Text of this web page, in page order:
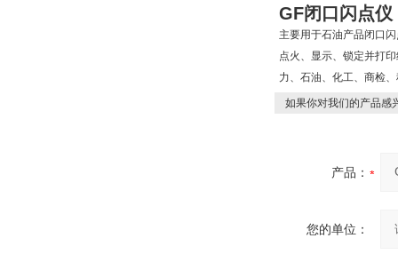
GF闭口闪点仪
主要用于石油产品闭口
点火、显示、锁定并打
力、石油、化工、商检
如果你对我们的产品感
产品：
您的单位：